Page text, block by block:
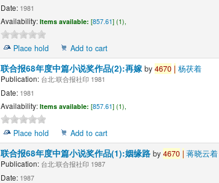
Date:1981
Availability: Items available: [857.61] (1),
Place hold
Add to cart
联合报68年度中篇小说奖作品(2):再嫁by 4670 | 杨茯着
Publication:台北:联合报社印 1981
Date:1981
Availability: Items available: [857.61] (1),
Place hold
Add to cart
联合报68年度中篇小说奖作品(1):姻缘路 by 4670 | 蒋晓云着
Publication:台北:联合报社印 1987
Date:1987